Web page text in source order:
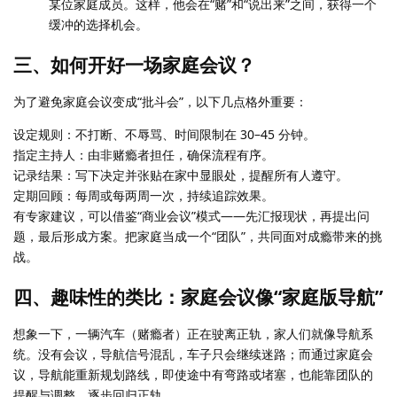
某位家庭成员。这样，他会在“赌”和“说出来”之间，获得一个
缓冲的选择机会。
三、如何开好一场家庭会议？
为了避免家庭会议变成“批斗会”，以下几点格外重要：
设定规则：不打断、不辱骂、时间限制在 30–45 分钟。
指定主持人：由非赌瘾者担任，确保流程有序。
记录结果：写下决定并张贴在家中显眼处，提醒所有人遵守。
定期回顾：每周或每两周一次，持续追踪效果。
有专家建议，可以借鉴“商业会议”模式——先汇报现状，再提出问
题，最后形成方案。把家庭当成一个“团队”，共同面对成瘾带来的挑
战。
四、趣味性的类比：家庭会议像“家庭版导航”
想象一下，一辆汽车（赌瘾者）正在驶离正轨，家人们就像导航系
统。没有会议，导航信号混乱，车子只会继续迷路；而通过家庭会
议，导航能重新规划路线，即使途中有弯路或堵塞，也能靠团队的